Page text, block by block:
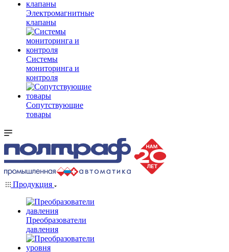
Электромагнитные
клапаны
Системы
мониторинга и
контроля
Сопутствующие
товары
Продукция
Преобразователи
давления